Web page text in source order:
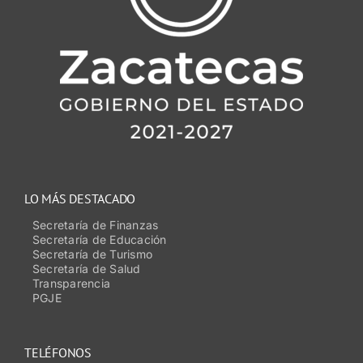
TELÉFONOS
LO MÁS DESTACADO
Secretaría de Finanzas
Secretaría de Educación
Secretaría de Turismo
Secretaría de Salud
Transparencia
PGJE